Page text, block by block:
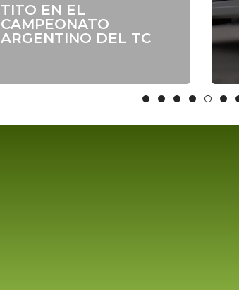
TITO EN EL
CAMPEONATO
ARGENTINO DEL TC